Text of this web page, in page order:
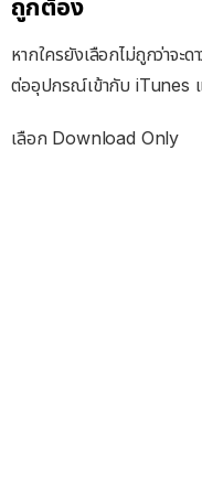
ถูกต้อง
หากใครยังเลือกไม่ถูกว่าจะ
ต่ออุปกรณ์เข้ากับ iTunes แ
เลือก Download Only